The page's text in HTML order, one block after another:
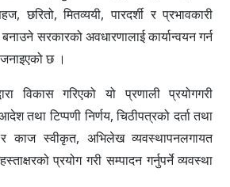
छरितो, मितव्ययी, पारदर्शी र प्रभावकारी
सरकारको अवधारणालाई कार्यान्वयन गर्न
छ ।
विकास गरिएको यो प्रणाली प्रयोगगरी
तथा टिप्पणी निर्णय, चिठीपत्रको दर्ता तथा
र काज स्वीकृत, अभिलेख व्यवस्थापनलगायत
प्रयोग गरी सम्पादन गर्नुपर्ने व्यवस्था